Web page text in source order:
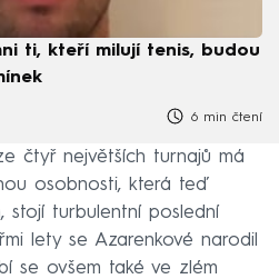
ti, kteří milují tenis, budou
6 min čtení
čtyř největších turnajů má
osobnosti, která teď
stojí turbulentní poslední
lety se Azarenkové narodil
se ovšem také ve zlém